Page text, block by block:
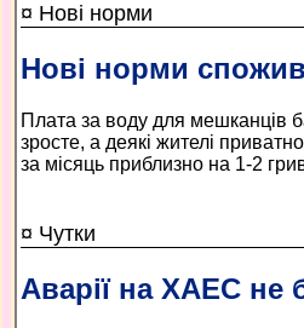
¤ Нові норми
Нові норми
Плата за воду для мешканців
зросте, а деякі жителі
за місяць приблизно на 1-2
¤ Чутки
Аварії на ХАЕС не